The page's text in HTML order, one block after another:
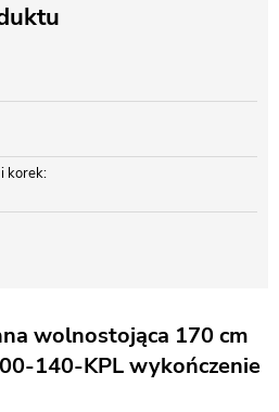
korek
wolnostojąca 170 cm
140-KPL wykończenie